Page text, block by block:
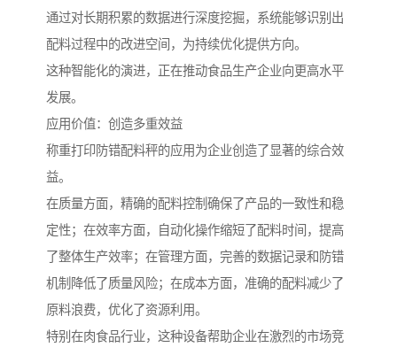
通过对长期积累的数据进行深度挖掘，系统能够识别出
配料过程中的改进空间，为持续优化提供方向。
这种智能化的演进，正在推动食品生产企业向更高水平
发展。
应用价值：创造多重效益
称重打印防错配料秤的应用为企业创造了显著的综合效
益。
在质量方面，精确的配料控制确保了产品的一致性和稳
定性；在效率方面，自动化操作缩短了配料时间，提高
了整体生产效率；在管理方面，完善的数据记录和防错
机制降低了质量风险；在成本方面，准确的配料减少了
原料浪费，优化了资源利用。
特别在肉食品行业，这种设备帮助企业在激烈的市场竞